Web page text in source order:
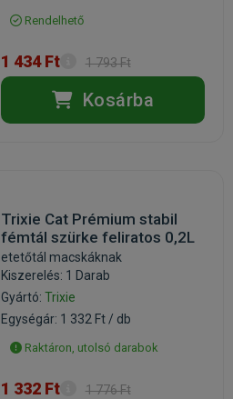
Rendelhető
1 434 Ft 1 793 Ft
Kosárba
Trixie Cat Prémium stabil
fémtál szürke feliratos 0,2L
etetőtál macskáknak
Kiszerelés: 1 Darab
Gyártó: Trixie
Egységár: 1 332 Ft / db
Raktáron, utolsó darabok
1 332 Ft 1 776 Ft